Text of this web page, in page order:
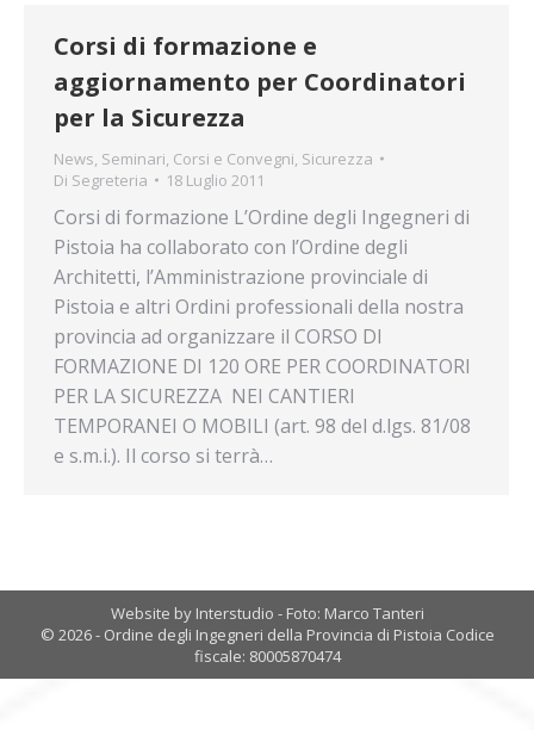
Corsi di formazione e
aggiornamento per Coordinatori
per la Sicurezza
News, Seminari, Corsi e Convegni, Sicurezza
Di Segreteria 18 Luglio 2011
Corsi di formazione L’Ordine degli Ingegneri di
Pistoia ha collaborato con l’Ordine degli
Architetti, l’Amministrazione provinciale di
Pistoia e altri Ordini professionali della nostra
provincia ad organizzare il CORSO DI
FORMAZIONE DI 120 ORE PER COORDINATORI
PER LA SICUREZZA NEI CANTIERI
TEMPORANEI O MOBILI (art. 98 del d.lgs. 81/08
e s.m.i.). Il corso si terrà…
Website by Interstudio - Foto: Marco Tanteri
© 2026 - Ordine degli Ingegneri della Provincia di Pistoia Codice
fiscale: 80005870474